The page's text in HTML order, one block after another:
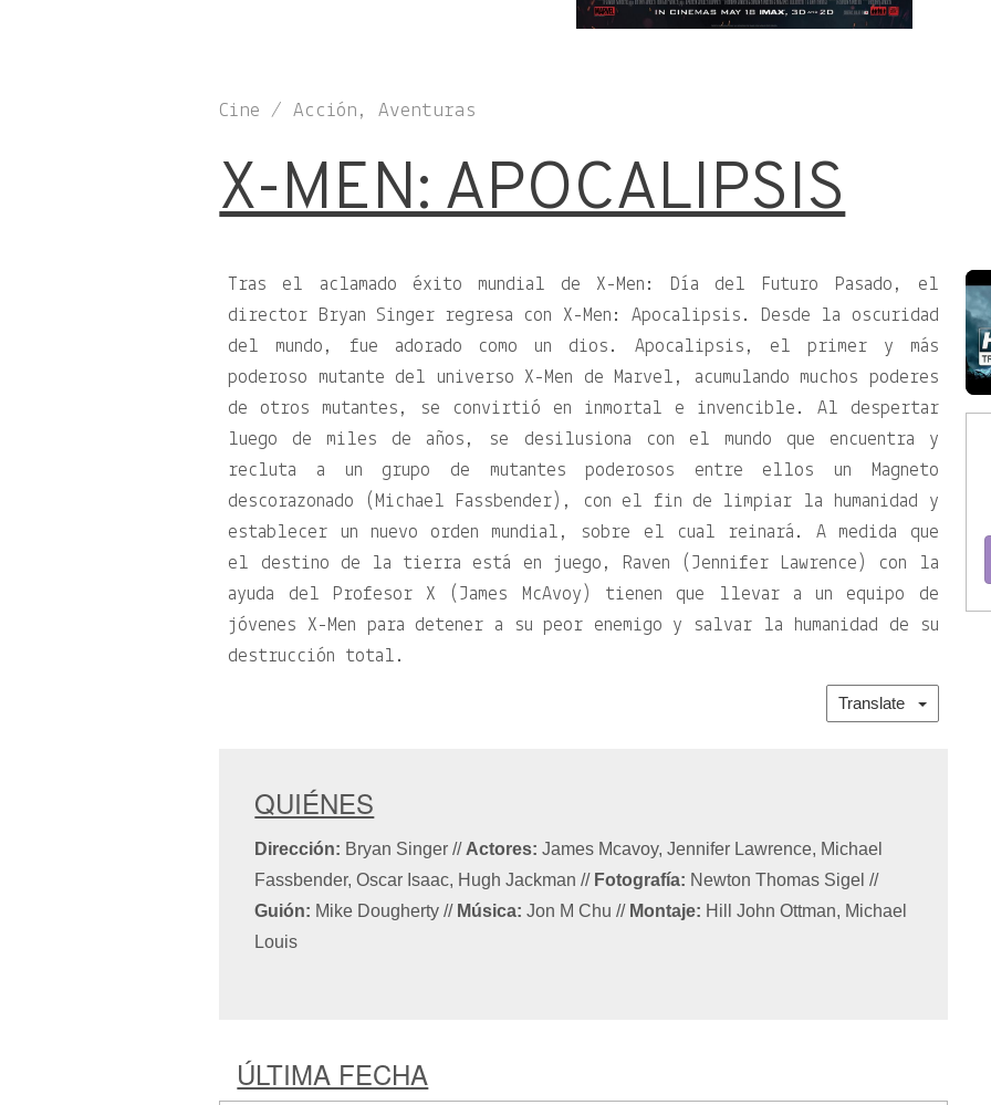
Cine / Acción, Aventuras
X-MEN: APOCALIPSIS
Tras el aclamado éxito mundial de X-Men: Día del Futuro Pasado, el
director Bryan Singer regresa con X-Men: Apocalipsis. Desde la oscuridad
del mundo, fue adorado como un dios. Apocalipsis, el primer y más
poderoso mutante del universo X-Men de Marvel, acumulando muchos poderes
de otros mutantes, se convirtió en inmortal e invencible. Al despertar
luego de miles de años, se desilusiona con el mundo que encuentra y
recluta a un grupo de mutantes poderosos entre ellos un Magneto
descorazonado (Michael Fassbender), con el fin de limpiar la humanidad y
establecer un nuevo orden mundial, sobre el cual reinará. A medida que
el destino de la tierra está en juego, Raven (Jennifer Lawrence) con la
ayuda del Profesor X (James McAvoy) tienen que llevar a un equipo de
jóvenes X-Men para detener a su peor enemigo y salvar la humanidad de su
destrucción total.
Translate
QUIÉNES
Dirección: Bryan Singer// Actores: James Mcavoy, Jennifer Lawrence, Michael
Fassbender, Oscar Isaac, Hugh Jackman// Fotografía: Newton Thomas Sigel//
Guión: Mike Dougherty// Música: Jon M Chu// Montaje: Hill John Ottman, Michael
Louis
ÚLTIMA FECHA